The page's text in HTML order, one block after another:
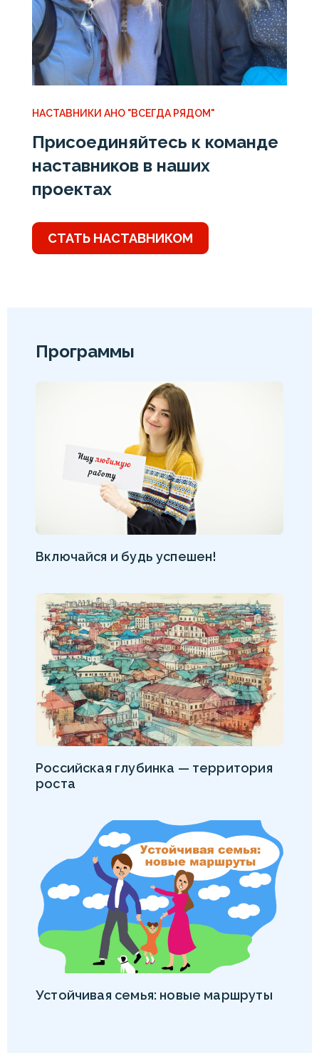
НАСТАВНИКИ АНО "ВСЕГДА РЯДОМ"
Присоединяйтесь к команде
наставников в наших
проектах
СТАТЬ НАСТАВНИКОМ
Программы
Включайся и будь успешен!
Российская глубинка — территория
роста
Устойчивая семья: новые маршруты